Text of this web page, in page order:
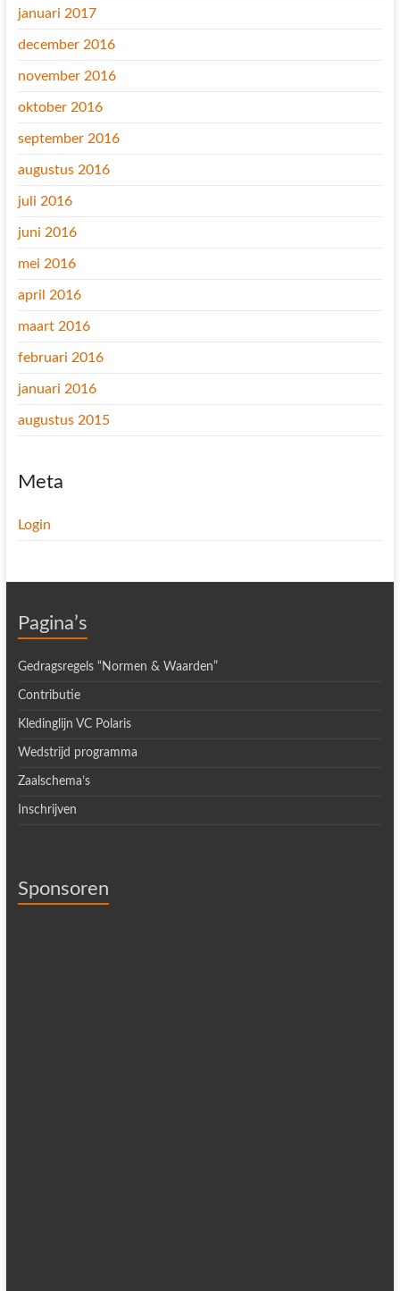
januari 2017
december 2016
november 2016
oktober 2016
september 2016
augustus 2016
juli 2016
juni 2016
mei 2016
april 2016
maart 2016
februari 2016
januari 2016
augustus 2015
Meta
Login
Pagina’s
Gedragsregels “Normen & Waarden”
Contributie
Kledinglijn VC Polaris
Wedstrijd programma
Zaalschema’s
Inschrijven
Sponsoren